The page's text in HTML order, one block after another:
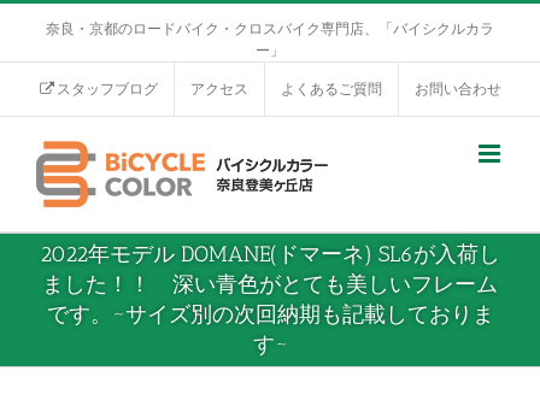
奈良・京都のロードバイク・クロスバイク専門店、「バイシクルカラ
ー」
スタッフブログ アクセス よくあるご質問 お問い合わせ
2022年モデル DOMANE(ドマーネ) SL6が入荷し
ました！！ 深い青色がとても美しいフレーム
です。~サイズ別の次回納期も記載しておりま
す~